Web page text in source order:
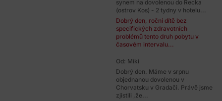
synem na dovolenou do Recka
(ostrov Kos) - 2 tydny v hotelu...
Dobrý den, roční dítě bez
specifických zdravotních
problémů tento druh pobytu v
časovém intervalu...
Od: Miki
Dobrý den. Máme v srpnu
objednanou dovolenou v
Chorvatsku v Gradači. Právě jsme
zjistili ,že...